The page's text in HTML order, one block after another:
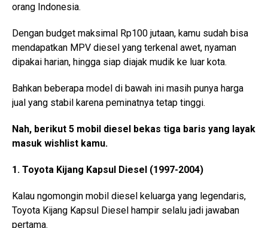
orang Indonesia.
Dengan budget maksimal Rp100 jutaan, kamu sudah bisa
mendapatkan MPV diesel yang terkenal awet, nyaman
dipakai harian, hingga siap diajak mudik ke luar kota.
Bahkan beberapa model di bawah ini masih punya harga
jual yang stabil karena peminatnya tetap tinggi.
Nah, berikut 5 mobil diesel bekas tiga baris yang layak
masuk wishlist kamu.
1. Toyota Kijang Kapsul Diesel (1997-2004)
Kalau ngomongin mobil diesel keluarga yang legendaris,
Toyota Kijang Kapsul Diesel hampir selalu jadi jawaban
pertama.